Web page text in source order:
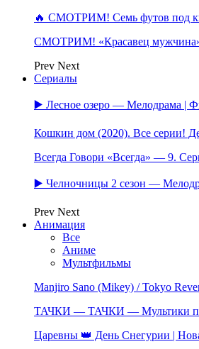
🔥 СМОТРИМ! Семь футов под
СМОТРИМ! «Красавец мужчина»
Prev Next
Сериалы
▶️ Лесное озеро — Мелодрама |
Кошкин дом (2020). Все серии!
Всегда Говори «Всегда» — 9.
▶️ Челночницы 2 сезон —
Prev Next
Анимация
Все
Аниме
Мультфильмы
Manjiro Sano (Mikey) / Tokyo
ТАЧКИ — ТАЧКИ — Мультики
Царевны 👑 День Снегурии |